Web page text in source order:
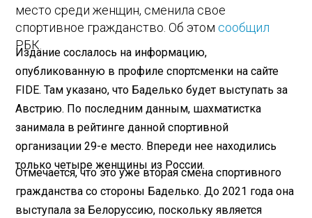
место среди женщин, сменила свое
спортивное гражданство. Об этом сообщил
РБК.
Издание сослалось на информацию,
опубликованную в профиле спортсменки на сайте
FIDE. Там указано, что Баделько будет выступать за
Австрию. По последним данным, шахматистка
занимала в рейтинге данной спортивной
организации 29-е место. Впереди нее находились
только четыре женщины из России.
Отмечается, что это уже вторая смена спортивного
гражданства со стороны Баделько. До 2021 года она
выступала за Белоруссию, поскольку является